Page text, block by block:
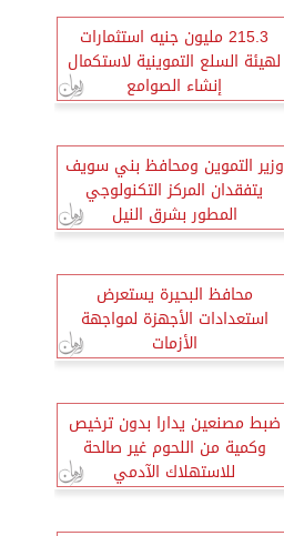
215.3 مليون جنيه استثمارات
لهيئة السلع التموينية لاستكمال
إنشاء الصوامع
وزير التموين ومحافظ بني سويف
يتفقدان المركز التكنولوجي
المطور بشرق النيل
محافظ البحيرة يستعرض
استعدادات الأجهزة لمواجهة
الأزمات
ضبط مصنعين يدارا بدون ترخيص
وكمية من اللحوم غير صالحة
للاستهلاك الآدمي